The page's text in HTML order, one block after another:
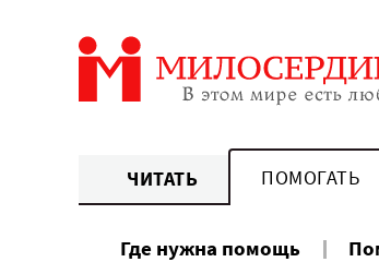
ЧИТАТЬ ПОМОГАТЬ
Где нужна помощь